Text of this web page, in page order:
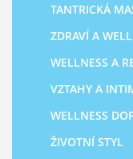
TANTRICKÁ
ZDRAVÍ A
WELLNESS A
VZTAHY A
WELLNESS
ŽIVOTNÍ STYL